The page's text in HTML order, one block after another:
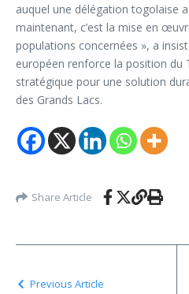
auquel une délégation togolaise
maintenant, c’est la mise en
populations concernées », a
européen renforce la position
stratégique pour une solution
des Grands Lacs.
Share Article
Previous Article